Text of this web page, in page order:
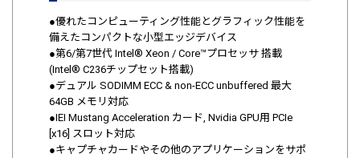
●優れたコンピューティング性能とグラフィック性能を
備えたコンパクトな小型エッジデバイス
●第6/第7世代 Intel® Xeon / Core™プロセッサ 搭載
(Intel® C236チップセット搭載)
●デュアル SODIMM ECC & non-ECC unbuffered 最大
64GB メモリ対応
●IEI Mustang Acceleration カード, Nvidia GPU用 PCIe
[x16] スロット対応
●キャプチャカードやその他のアプリケーションをサポ